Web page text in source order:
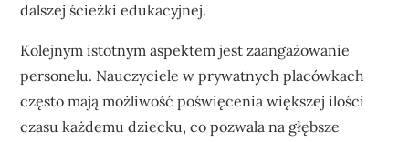
dalszej ścieżki edukacyjnej.
Kolejnym istotnym aspektem jest zaangażowanie
personelu. Nauczyciele w prywatnych placówkach
często mają możliwość poświęcenia większej ilości
czasu każdemu dziecku, co pozwala na głębsze